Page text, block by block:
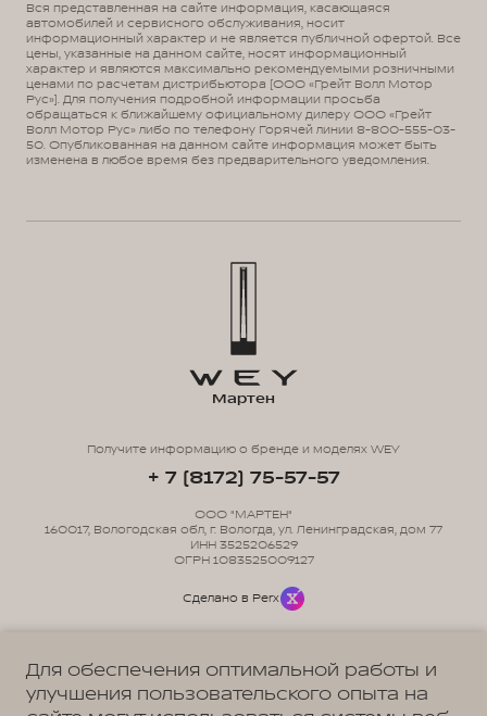
Вся представленная на сайте информация, касающаяся
автомобилей и сервисного обслуживания, носит
информационный характер и не является публичной офертой. Все
цены, указанные на данном сайте, носят информационный
характер и являются максимально рекомендуемыми розничными
ценами по расчетам дистрибьютора (ООО «Грейт Волл Мотор
Рус»). Для получения подробной информации просьба
обращаться к ближайшему официальному дилеру ООО «Грейт
Волл Мотор Рус» либо по телефону Горячей линии 8-800-555-03-
50. Опубликованная на данном сайте информация может быть
изменена в любое время без предварительного уведомления.
Мартен
Получите информацию о бренде и моделях WEY
+ 7 (8172) 75-57-57
ООО "МАРТЕН"
160017, Вологодская обл, г. Вологда, ул. Ленинградская, дом 77
ИНН 3525206529
ОГРН 1083525009127
Сделано в Perx
Для обеспечения оптимальной работы и
улучшения пользовательского опыта на